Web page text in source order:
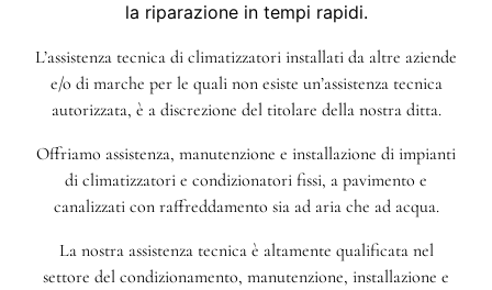
la riparazione in tempi rapidi.
L’assistenza tecnica di climatizzatori installati da altre aziende
e/o di marche per le quali non esiste un’assistenza tecnica
autorizzata, è a discrezione del titolare della nostra ditta.
Offriamo assistenza, manutenzione e installazione di impianti
di climatizzatori e condizionatori fissi, a pavimento e
canalizzati con raffreddamento sia ad aria che ad acqua.
La nostra assistenza tecnica è altamente qualificata nel
settore del condizionamento, manutenzione, installazione e